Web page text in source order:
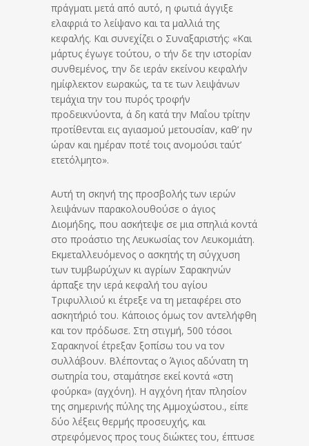
πράγματι μετά από αυτό, η φωτιά άγγιξε
ελαφριά το λείψανο και τα μαλλιά της
κεφαλής. Και συνεχίζει ο Συναξαριστής: «Και
μάρτυς έγωγε τούτου, ο τήν δε την ιστορίαν
συνθεμένος, την δε ιεράν εκείνου κεφαλήν
ημίφλεκτον εωρακώς, τα τε των λειψάνων
τεμάχια την του πυρός τροφήν
προδεικνύοντα, ά δη κατά την Μαΐου τρίτην
προτίθενται εις αγιασμού μετουσίαν, καθ’ ην
ώραν και ημέραν ποτέ τοις ανομούσι ταύτ’
ετετόλμητο».
Αυτή τη σκηνή της προσβολής των ιερών
λειψάνων παρακολουθούσε ο άγιος
Διομήδης, που ασκήτεψε σε μια σπηλιά κοντά
στο προάστιο της Λευκωσίας τον Λευκομιάτη.
Εκμεταλλευόμενος ο ασκητής τη σύγχυση
των τυμβωρύχων κι αγρίων Σαρακηνών
άρπαξε την ιερά κεφαλή του αγίου
Τριφυλλιού κι έτρεξε να τη μεταφέρει στο
ασκητήριό του. Κάποιος όμως τον αντελήφθη
και τον πρόδωσε. Στη στιγμή, 500 τόσοι
Σαρακηνοί έτρεξαν ξοπίσω του να τον
συλλάβουν. Βλέποντας ο Άγιος αδύνατη τη
σωτηρία του, σταμάτησε εκεί κοντά «στη
φούρκα» (αγχόνη). Η αγχόνη ήταν πλησίον
της σημερινής πύλης της Αμμοχώστου., είπε
δύο λέξεις θερμής προσευχής, και
στρεφόμενος προς τους διώκτες του, έπτυσε